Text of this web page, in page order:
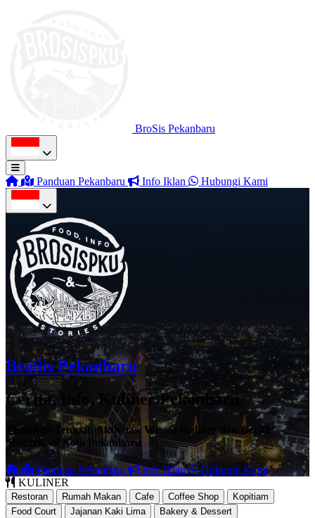
BroSis Pekanbaru
Panduan Pekanbaru Info Iklan Hubungi Kami
BroSis Pekanbaru
Cerita, Info, Kuliner Pekanbaru
Temukan Tempat, Aktivitas, Wisata Kuliner dan Cerita
Menarik di Kota Pekanbaru
Panduan Pekanbaru Info Iklan
Hubungi Kami
KULINER
Restoran Rumah Makan Cafe Coffee Shop
Kopitiam
Food Court
Jajanan Kaki Lima
Bakery & Dessert